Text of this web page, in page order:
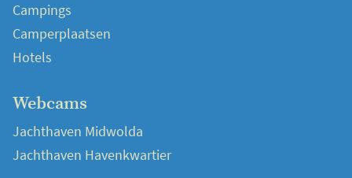
Campings
Camperplaatsen
Hotels
Webcams
Jachthaven Midwolda
Jachthaven Havenkwartier